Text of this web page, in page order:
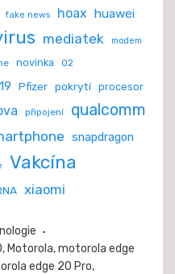
fake news hoax huawei
mediatek modem
novinka O2
Pfizer pokrytí procesor
připojení qualcomm
snapdragon
Vakcína
xiaomi
, Motorola,motorola edge
edge 20 Pro,